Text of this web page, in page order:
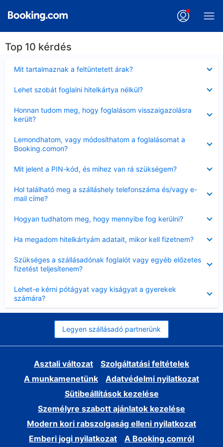
Top 10 kérdés
Mit tartalmaznak a feltüntetett árak?
Lehet szobát foglalni hitelkártya nélkül?
Honnan tudom meg, hogy foglalásom visszaigazolásra
került?
Lemondhatom, vagy módosíthatom a foglalásomat a
Booking.comon?
Mit jelent a PIN-kód, és mihez van rá szükségem?
Hol található meg a szálláshely telefonszáma és/vagy e-
mail címe?
Hogyan tudhatom meg, hogy mennyibe fog kerülni?
Ha megadom hitelkártyám adatait, mikor kell fizetnem?
Szükséges a szállásadónak foglalót vagy egyéb előzetes
fizetést teljesítenem?
Lehet-e kérni pótágyat vagy kiságyat a gyerekek
számára?
Legyen szállásadó partnerünk
Asztali változat
Szolgáltatási feltételek
A munkamenetünk
Adatvédelmi nyilatkozat
Sütibeállítások kezelése
Személyre szabott ajánlatok kezelése
Modern kori rabszolgaság elleni nyilatkozat
Emberi jogi nyilatkozat
A Booking.comról